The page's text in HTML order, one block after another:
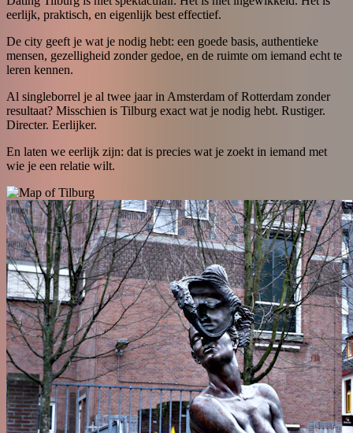
eerlijk, praktisch, en eigenlijk best effectief.
De city geeft je wat je nodig hebt: een goede basis, authentieke
mensen, gezelligheid zonder gedoe, en de ruimte om iemand echt te
leren kennen.
Al singleborrel je al twee jaar in Amsterdam of Rotterdam zonder
resultaat? Misschien is Tilburg exact wat je nodig hebt. Rustiger.
Directer. Eerlijker.
En laten we eerlijk zijn: dat is precies wat je zoekt in iemand met
wie je een relatie wilt.